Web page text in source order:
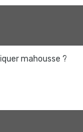
mahousse ?